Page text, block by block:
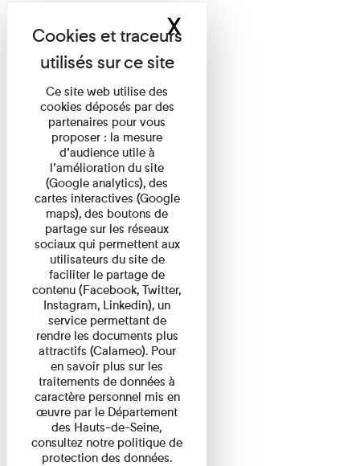
Ce site web utilise des
cookies déposés par des
partenaires pour vous
proposer : la mesure
d’audience utile à
l’amélioration du site
(Google analytics), des
cartes interactives (Google
maps), des boutons de
partage sur les réseaux
sociaux qui permettent aux
utilisateurs du site de
faciliter le partage de
contenu (Facebook, Twitter,
Instagram, Linkedin), un
service permettant de
rendre les documents plus
attractifs (Calameo). Pour
en savoir plus sur les
traitements de données à
caractère personnel mis en
œuvre par le Département
des Hauts-de-Seine,
consultez notre politique de
protection des données.
XMasquer le